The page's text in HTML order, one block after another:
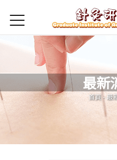
首頁
最新消息
本所簡介
Open submenu (師資
師資陣容
Open submenu (課程
課程規劃
Open submenu (學生專
學生專區
Jump to
Jump to
最新
您在
首頁-最